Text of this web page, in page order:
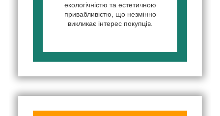
екологічністю та естетичною
привабливістю, що незмінно
викликає інтерес покупців.